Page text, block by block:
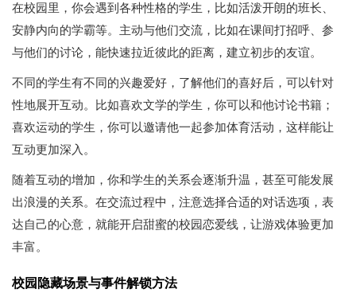
在校园里，你会遇到各种性格的学生，比如活泼开朗的班长、
安静内向的学霸等。主动与他们交流，比如在课间打招呼、参
与他们的讨论，能快速拉近彼此的距离，建立初步的友谊。
不同的学生有不同的兴趣爱好，了解他们的喜好后，可以针对
性地展开互动。比如喜欢文学的学生，你可以和他讨论书籍；
喜欢运动的学生，你可以邀请他一起参加体育活动，这样能让
互动更加深入。
随着互动的增加，你和学生的关系会逐渐升温，甚至可能发展
出浪漫的关系。在交流过程中，注意选择合适的对话选项，表
达自己的心意，就能开启甜蜜的校园恋爱线，让游戏体验更加
丰富。
校园隐藏场景与事件解锁方法